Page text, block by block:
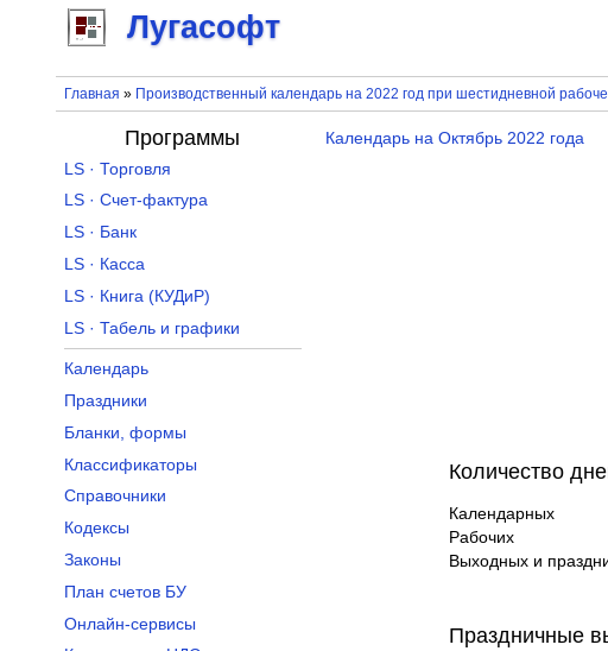
Лугасофт
Главная » Производственный календарь на 2022 год при шестидневной
Календарь на Октябрь 2022 года
Количество
Календарных
Рабочих
Выходных и
Праздничные
Программы
LS · Торговля
LS · Счет-фактура
LS · Банк
LS · Касса
LS · Книга (КУДиР)
LS · Табель и графики
Календарь
Праздники
Бланки, формы
Классификаторы
Справочники
Кодексы
Законы
План счетов БУ
Онлайн-сервисы